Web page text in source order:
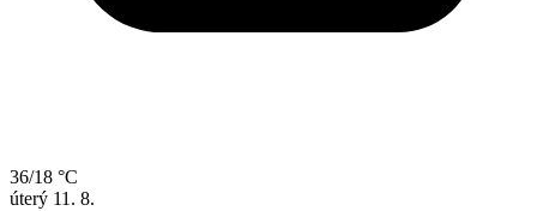
36/18 °C
úterý 11. 8.